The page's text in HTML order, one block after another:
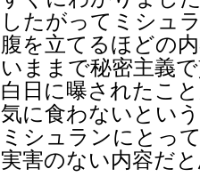
したがってミシュ
腹を立てるほどの
いままで秘密主義
白日に曝されたこ
気に食わないとい
ミシュランにとっ
実害のない内容だ